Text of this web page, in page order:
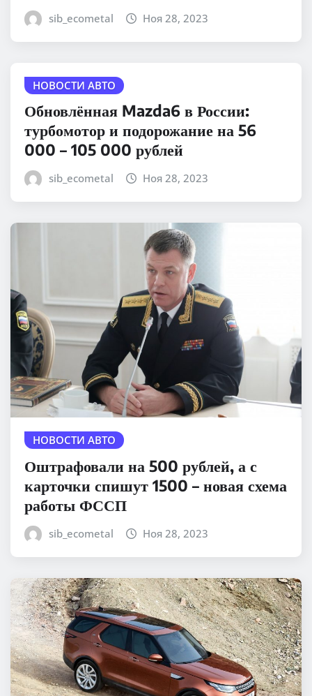
sib_ecometal Ноя 28, 2023
НОВОСТИ АВТО
Обновлённая Mazda6 в России:
турбомотор и подорожание на 56
000 – 105 000 рублей
sib_ecometal Ноя 28, 2023
НОВОСТИ АВТО
Оштрафовали на 500 рублей, а с
карточки спишут 1500 – новая схема
работы ФССП
sib_ecometal Ноя 28, 2023